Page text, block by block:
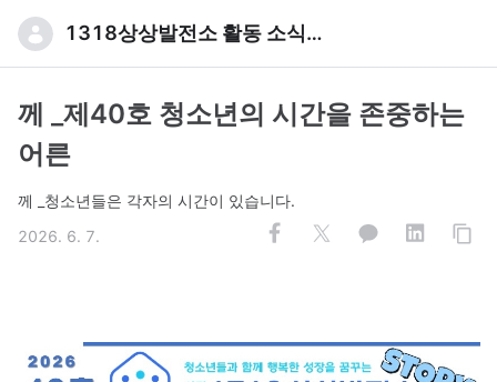
1318상상발전소 활동 소식입니다
께 _제40호 청소년의 시간을 존중하는
어른
께 _청소년들은 각자의 시간이 있습니다.
2026. 6. 7.